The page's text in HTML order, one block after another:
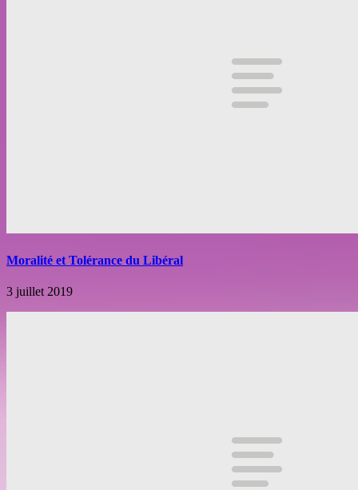
Moralité et Tolérance du Libéral
3 juillet 2019